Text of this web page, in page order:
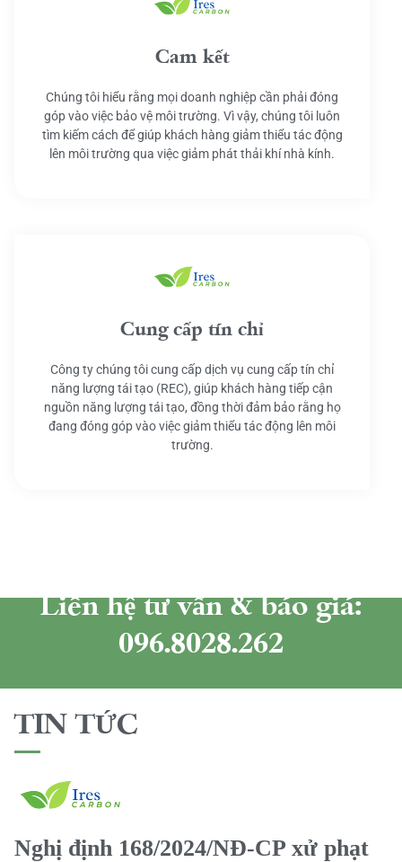
Cam kết
Chúng tôi hiểu rằng mọi doanh nghiệp cần phải đóng
góp vào việc bảo vệ môi trường. Vì vậy, chúng tôi luôn
tìm kiếm cách để giúp khách hàng giảm thiểu tác động
lên môi trường qua việc giảm phát thải khí nhà kính.
Cung cấp tín chỉ
Công ty chúng tôi cung cấp dịch vụ cung cấp tín chỉ
năng lượng tái tạo (REC), giúp khách hàng tiếp cận
nguồn năng lượng tái tạo, đồng thời đảm bảo rằng họ
đang đóng góp vào việc giảm thiểu tác động lên môi
trường.
Liên hệ tư vấn & báo giá:
096.8028.262
TIN TỨC
Nghị định 168/2024/NĐ-CP xử phạt